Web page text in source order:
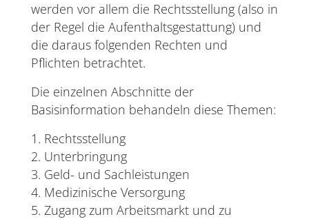
werden vor allem die Rechtsstellung (also in
der Regel die Aufenthaltsgestattung) und
die daraus folgenden Rechten und
Pflichten betrachtet.
Die einzelnen Abschnitte der
Basisinformation behandeln diese Themen:
1. Rechtsstellung
2. Unterbringung
3. Geld- und Sachleistungen
4. Medizinische Versorgung
5. Zugang zum Arbeitsmarkt und zu